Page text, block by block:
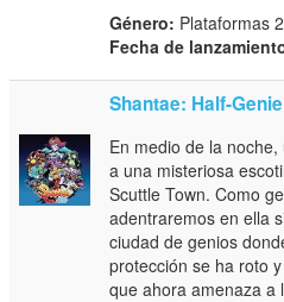
Género: Plataformas
Fecha de
Shantae: Half-
En medio de la
a una misteriosa
Scuttle Town. Como
adentraremos en ella
ciudad de genios
protección se ha roto
que ahora amenaza a